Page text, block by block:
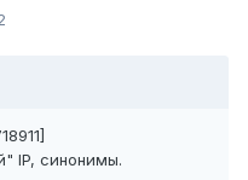
IP, синонимы.